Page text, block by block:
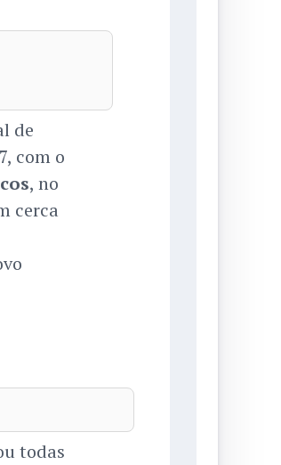
de
com o
, no
cerca
todas